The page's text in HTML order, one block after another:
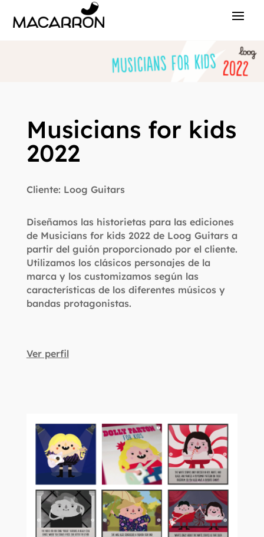
Musicians for kids
2022
Cliente: Loog Guitars
Diseñamos las historietas para las ediciones
de Musicians for kids 2022 de Loog Guitars a
partir del guión proporcionado por el cliente.
Utilizamos los clásicos personajes de la
marca y los customizamos según las
características de los diferentes músicos y
bandas protagonistas.
Ver perfil